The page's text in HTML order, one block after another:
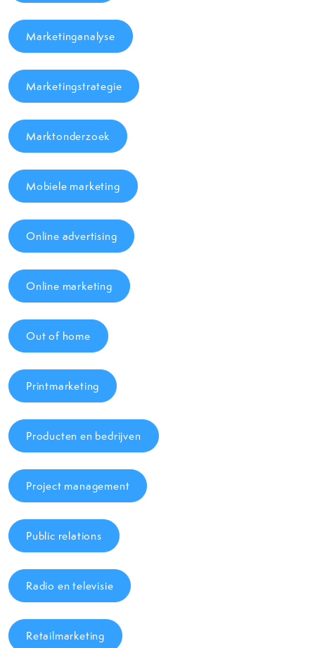
Marketinganalyse
Marketingstrategie
Marktonderzoek
Mobiele marketing
Online advertising
Online marketing
Out of home
Printmarketing
Producten en bedrijven
Project management
Public relations
Radio en televisie
Retailmarketing